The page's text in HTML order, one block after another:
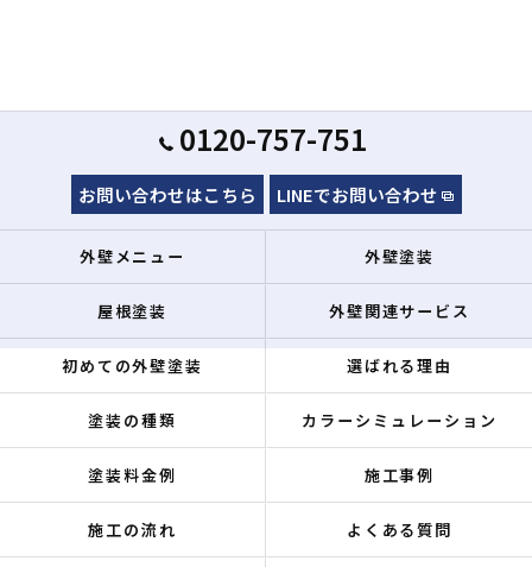
0120-757-751
お問い合わせはこちら LINEでお問い合わせ
外壁メニュー 外壁塗装
屋根塗装 外壁関連サービス
初めての外壁塗装 選ばれる理由
塗装の種類 カラーシミュレーション
塗装料金例 施工事例
施工の流れ よくある質問